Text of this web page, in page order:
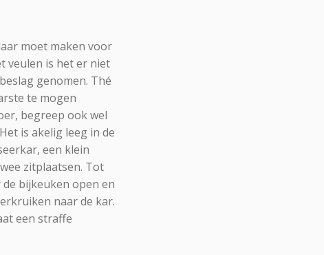
moet maken voor
veulen is het er niet
genomen. Thé
te mogen
begreep ook wel
is akelig leeg in de
een klein
zitplaatsen. Tot
bijkeuken open en
naar de kar.
een straffe